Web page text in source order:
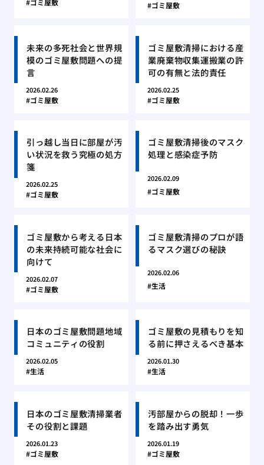
ゴミ屋敷
未来の多死社会と世界規
模のゴミ屋敷問題への提
言
2026.02.26
ゴミ屋敷
ゴミ屋敷清掃における産
業廃棄物収集運搬業の許
可の有無と法的責任
2026.02.25
ゴミ屋敷
引っ越し当日に部屋が汚
い状況を救う究極の処方
箋
2026.02.25
ゴミ屋敷
ゴミ屋敷清掃後のマスク
処理と感染症予防
2026.02.09
ゴミ屋敷
ゴミ屋敷から考える日本
の未来持続可能な社会に
向けて
2026.02.07
ゴミ屋敷
ゴミ屋敷清掃のプロが語
るマスク選びの秘訣
2026.02.06
生活
日本のゴミ屋敷問題地域
コミュニティの役割
2026.02.05
生活
ゴミ屋敷の見積もりを知
る前に押さえるべき基本
2026.01.30
生活
日本のゴミ屋敷清掃業者
その役割と課題
2026.01.23
ゴミ屋敷
汚部屋からの脱却！一歩
を踏み出す勇気
2026.01.19
ゴミ屋敷